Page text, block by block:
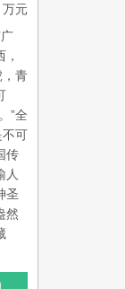
万元
，青
”全
不可
传
人
圣
然